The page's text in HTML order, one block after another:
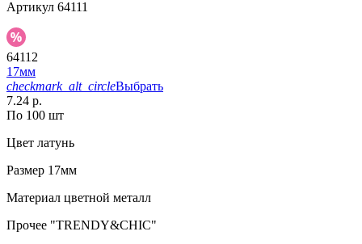
Артикул 64111
64112
17мм
checkmark_alt_circleВыбрать
7.24 р.
По 100 шт
Цвет латунь
Размер 17мм
Материал цветной металл
Прочее "TRENDY&CHIC"